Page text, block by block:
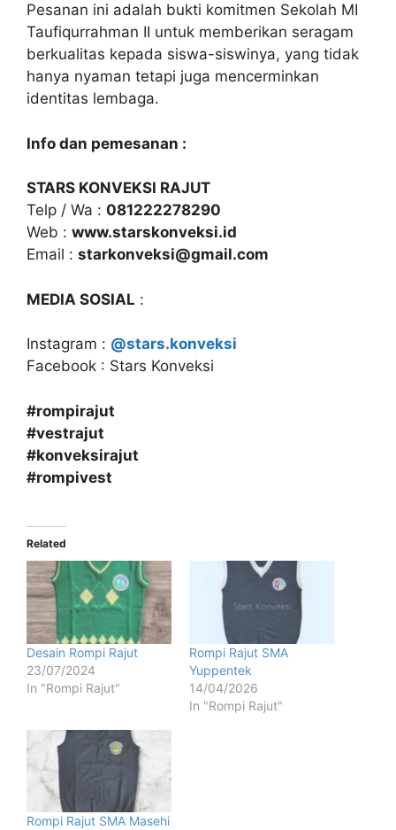
Pesanan ini adalah bukti komitmen Sekolah MI
Taufiqurrahman II untuk memberikan seragam
berkualitas kepada siswa-siswinya, yang tidak
hanya nyaman tetapi juga mencerminkan
identitas lembaga.
Info dan pemesanan :
STARS KONVEKSI RAJUT
Telp / Wa : 081222278290
Web : www.starskonveksi.id
Email : starkonveksi@gmail.com
MEDIA SOSIAL :
Instagram : @stars.konveksi
Facebook : Stars Konveksi
#rompirajut
#vestrajut
#konveksirajut
#rompivest
Related
Desain Rompi Rajut
23/07/2024
In "Rompi Rajut"
Rompi Rajut SMA
Yuppentek
14/04/2026
In "Rompi Rajut"
Rompi Rajut SMA Masehi